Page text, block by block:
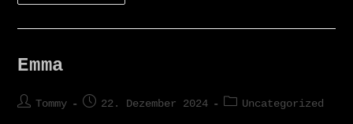
Emma
Tommy 22. Dezember 2024 Uncategorized